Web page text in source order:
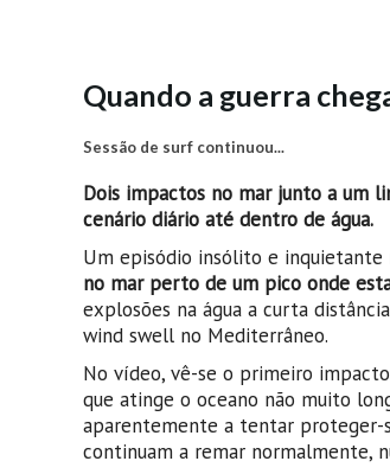
Quando a guerra
Sessão de surf continuou...
Dois impactos no mar junto a um
cenário diário até dentro de água.
Um episódio insólito e inquietante
no mar perto de um pico onde
explosões na água a curta
wind swell no Mediterrâneo.
No vídeo, vê-se o primeiro
que atinge o oceano não muito
aparentemente a tentar proteger-
continuam a remar normalmente,